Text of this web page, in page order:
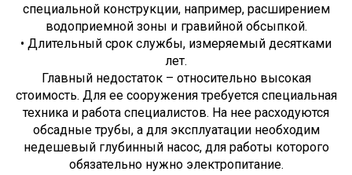
специальной конструкции, например, расширением
водоприемной зоны и гравийной обсыпкой.
• Длительный срок службы, измеряемый десятками
лет.
Главный недостаток – относительно высокая
стоимость. Для ее сооружения требуется специальная
техника и работа специалистов. На нее расходуются
обсадные трубы, а для эксплуатации необходим
недешевый глубинный насос, для работы которого
обязательно нужно электропитание.